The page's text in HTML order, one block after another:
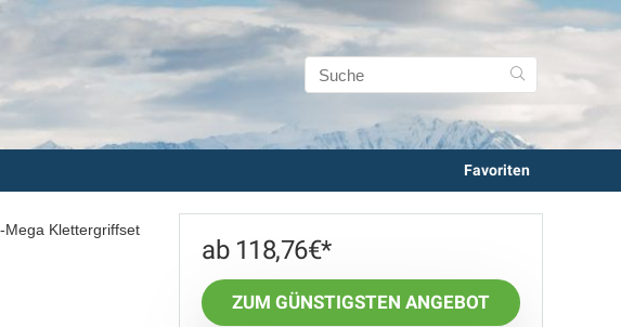
Favoriten
Mega Klettergriffset
118,76€
ZUM GÜNSTIGSTEN ANGEBOT